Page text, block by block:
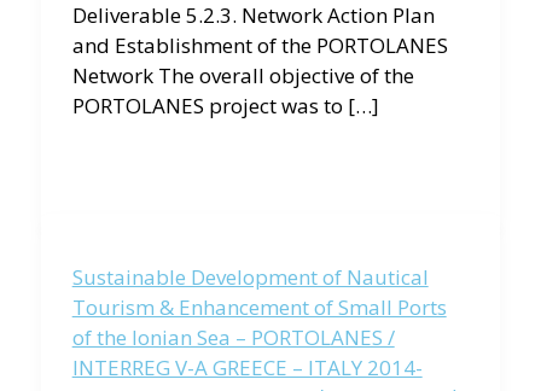
Deliverable 5.2.3. Network Action Plan
and Establishment of the PORTOLANES
Network The overall objective of the
PORTOLANES project was to […]
Sustainable Development of Nautical
Tourism & Enhancement of Small Ports
of the Ionian Sea – PORTOLANES /
INTERREG V-A GREECE – ITALY 2014-